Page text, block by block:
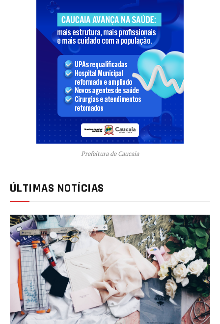
Prefeitura de Caucaia
ÚLTIMAS NOTÍCIAS